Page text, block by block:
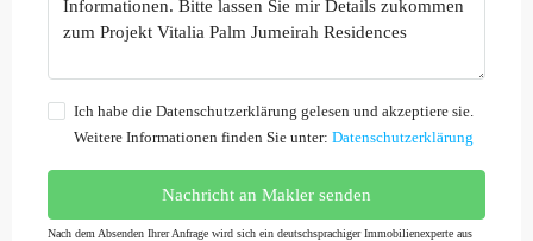
Ich habe die Datenschutzerklärung gelesen und akzeptiere sie.
Weitere Informationen finden Sie unter: Datenschutzerklärung
Nachricht an Makler senden
Nach dem Absenden Ihrer Anfrage wird sich ein deutschsprachiger Immobilienexperte aus